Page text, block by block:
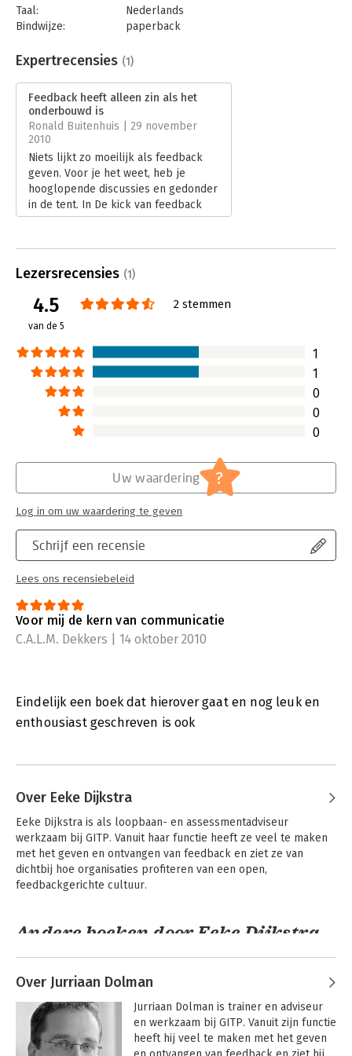
Taal:
Nederlands
Bindwijze:
paperback
Uitgever:
Van Duuren Management
Verschijningsdatum:
31-8-2010
Hoofdrubriek: Persoonlijke effectiviteit
Expertrecensies (1)
Feedback heeft alleen zin als het
onderbouwd is
Ronald Buitenhuis | 29 november
2010
Niets lijkt zo moeilijk als feedback
geven. Voor je het weet, heb je
hooglopende discussies en gedonder
in de tent. In De kick van feedback
maken Eeke Dijkstra en Jurriaan
feedbackproblemen kunt
voorkomen.
Lezersrecensies (1)
4.5
van de 5
2 stemmen
1
1
0
0
0
Schrijf een recensie
Lees ons recensiebeleid
Uw waardering ?
Log in om uw waardering te geven
Voor mij de kern van communicatie
C.A.L.M. Dekkers | 14 oktober 2010
Eindelijk een boek dat hierover gaat en nog leuk en
enthousiast geschreven is ook
Over Eeke Dijkstra
Eeke Dijkstra is als loopbaan- en assessmentadviseur
werkzaam bij GITP. Vanuit haar functie heeft ze veel te maken
met het geven en ontvangen van feedback en ziet ze van
dichtbij hoe organisaties profiteren van een open,
feedbackgerichte cultuur.
Andere boeken door Eeke Dijkstra
Over Jurriaan Dolman
Jurriaan Dolman is trainer en adviseur
en werkzaam bij GITP. Vanuit zijn functie
heeft hij veel te maken met het geven